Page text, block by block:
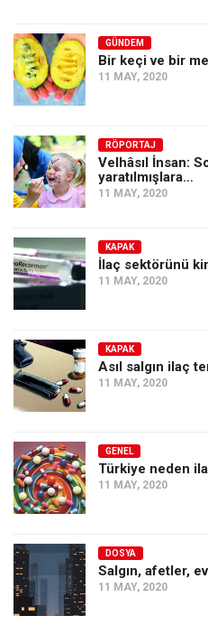
Asya
Afrika
Avustralya
Tarih
Dosyalar
GÜNDEM
Bir keçi ve bir
11 MAY, 2020
RÖPORTAJ
Velhâsıl İnsan:
yaratılmışlara…
11 MAY, 2020
KAPAK
İlaç sektörünü
11 MAY, 2020
KAPAK
Asıl salgın ilaç
11 MAY, 2020
GENEL
Türkiye neden
11 MAY, 2020
DOSYA
Salgın, afetler,
11 MAY, 2020